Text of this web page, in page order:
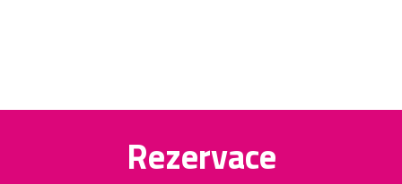
Rezervace